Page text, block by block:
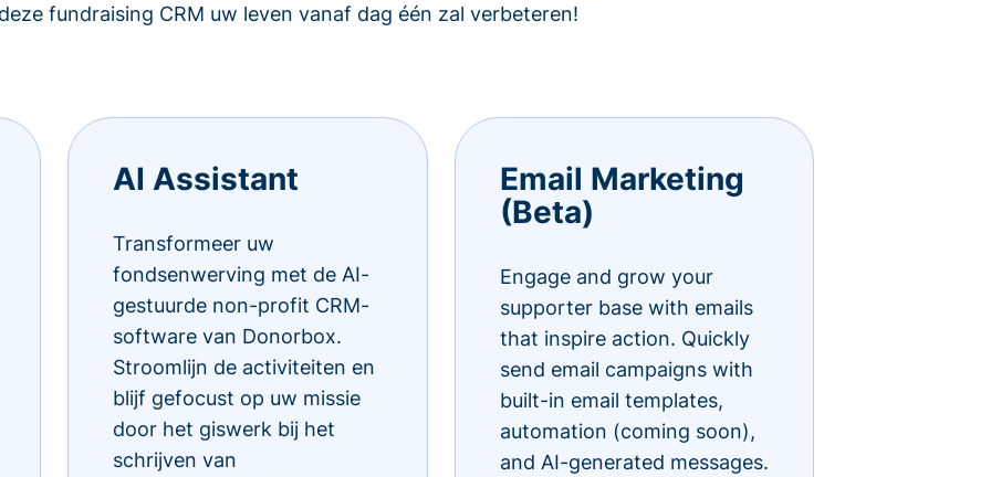
fundraising CRM uw leven vanaf dag één zal verbeteren!
AI Assistant
Transformeer uw
fondsenwerving met de AI-
gestuurde non-profit CRM-
software van Donorbox.
Stroomlijn de activiteiten en
blijf gefocust op uw missie
door het giswerk bij het
schrijven van
Email Marketing
(Beta)
Engage and grow your
supporter base with emails
that inspire action. Quickly
send email campaigns with
built-in email templates,
automation (coming soon),
and AI-generated messages.